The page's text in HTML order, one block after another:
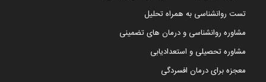
تست روانشناسی به همراه تحلیل
مشاوره روانشناسی و درمان های تضمینی
مشاوره تحصیلی و استعدادیابی
معجزه برای درمان افسردگی